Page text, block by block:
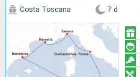
Costa Toscana 7 d